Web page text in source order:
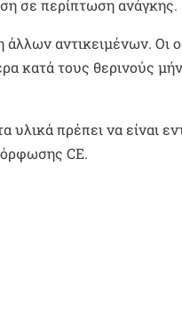
σε περίπτωση ανάγκης.
άλλων αντικειμένων. Οι
κατά τους θερινούς
πρέπει να είναι
CE.